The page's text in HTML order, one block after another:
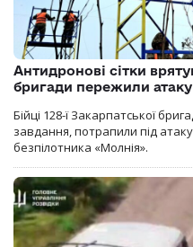
Антидронові сітки
бригади пережили атаку
Бійці 128-ї Закарпатської
завдання, потрапили під
безпілотника «Молнія».